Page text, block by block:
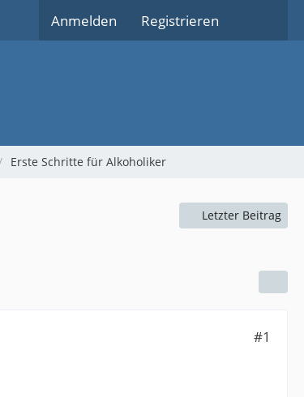
Anmelden Registrieren
Erste Schritte für Alkoholiker
Letzter Beitrag
#1